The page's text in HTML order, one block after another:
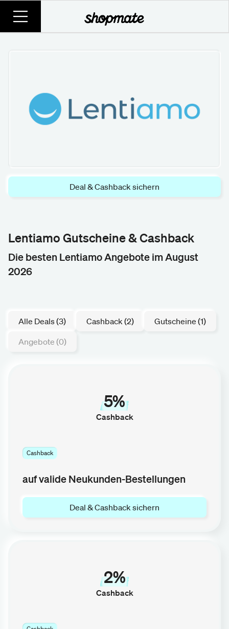
Deal & Cashback sichern
Lentiamo Gutscheine & Cashback
Die besten Lentiamo Angebote im August
2026
Alle Deals (3) Cashback (2)
Gutscheine (1)
Angebote (0)
5%
Cashback
Cashback
auf valide Neukunden-Bestellungen
Deal & Cashback sichern
2%
Cashback